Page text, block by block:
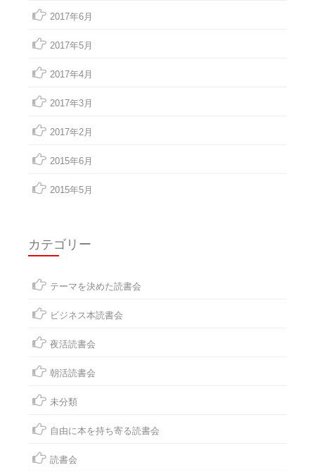
2017年6月
2017年5月
2017年4月
2017年3月
2017年2月
2015年6月
2015年5月
カテゴリー
テーマを決めた読書会
ビジネス本読書会
夜活読書会
朝活読書会
未分類
自由に本を持ち寄る読書会
読書会